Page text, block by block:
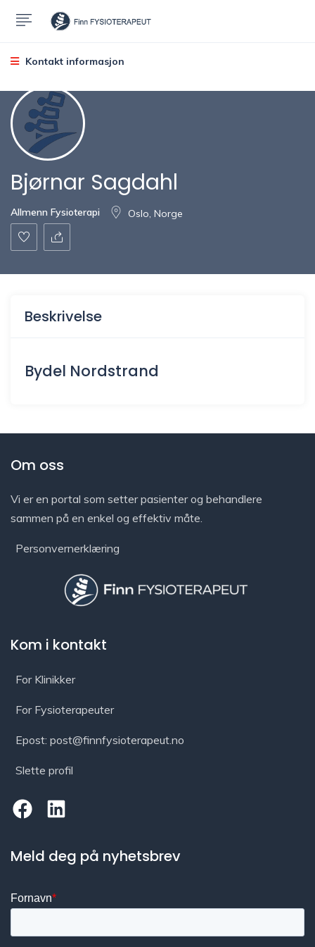
Kontakt informasjon
Bjørnar Sagdahl
Allmenn Fysioterapi Oslo, Norge
Beskrivelse
Bydel Nordstrand
Om oss
Vi er en portal som setter pasienter og behandlere
sammen på en enkel og effektiv måte.
Personvernerklæring
Kom i kontakt
For Klinikker
For Fysioterapeuter
Epost: post@finnfysioterapeut.no
Slette profil
Meld deg på nyhetsbrev